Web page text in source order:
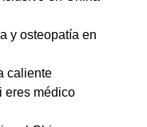
y osteopatía en
caliente
eres médico